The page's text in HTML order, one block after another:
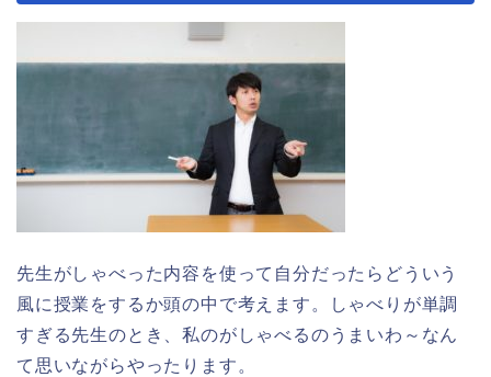
先生がしゃべった内容を使って自分だったらどういう
風に授業をするか頭の中で考えます。しゃべりが単調
すぎる先生のとき、私のがしゃべるのうまいわ～なん
て思いながらやったります。